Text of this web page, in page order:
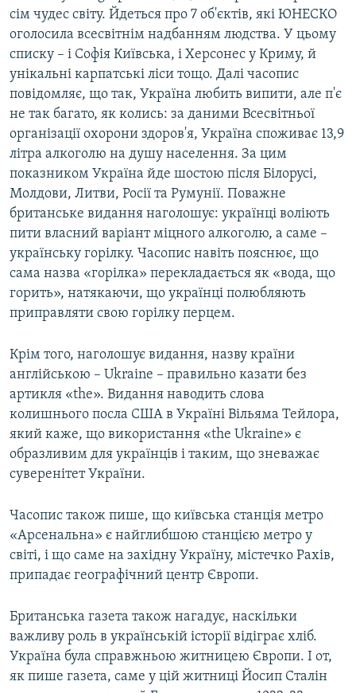
сім чудес світу. Йдеться про 7 об'єктів, які ЮНЕСКО
оголосила всесвітнім надбанням людства. У цьому
списку – і Софія Київська, і Херсонес у Криму, й
унікальні карпатські ліси тощо. Далі часопис
повідомляє, що так, Україна любить випити, але п'є
не так багато, як колись: за даними Всесвітньої
організації охорони здоров'я, Україна споживає 13,9
літра алкоголю на душу населення. За цим
показником Україна йде шостою після Білорусі,
Молдови, Литви, Росії та Румунії. Поважне
британське видання наголошує: українці воліють
пити власний варіант міцного алкоголю, а саме –
українську горілку. Часопис навіть пояснює, що
сама назва «горілка» перекладається як «вода, що
горить», натякаючи, що українці полюбляють
приправляти свою горілку перцем.
Крім того, наголошує видання, назву країни
англійською – Ukraine – правильно казати без
артикля «the». Видання наводить слова
колишнього посла США в Україні Вільяма Тейлора,
який каже, що використання «the Ukraine» є
образливим для українців і таким, що зневажає
суверенітет України.
Часопис також пише, що київська станція метро
«Арсенальна» є найглибшою станцією метро у
світі, і що саме на західну Україну, містечко Рахів,
припадає географічний центр Європи.
Британська газета також нагадує, наскільки
важливу роль в українській історії відіграє хліб.
Україна була справжньою житницею Європи. І от,
як пише газета, саме у цій житниці Йосип Сталін